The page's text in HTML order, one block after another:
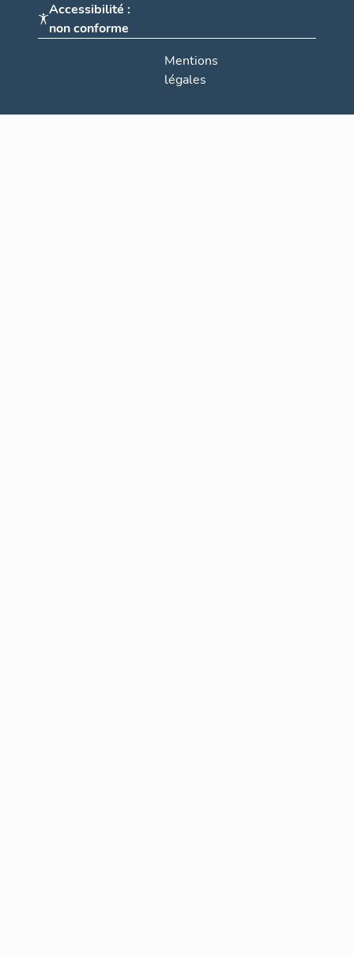
Accessibilité :
non conforme
Mentions
légales